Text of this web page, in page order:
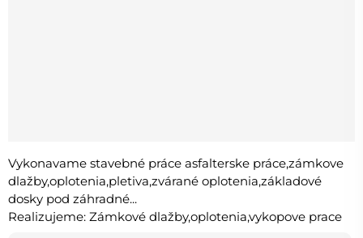
Vykonavame stavebné práce asfalterske práce,zámkove
dlažby,oplotenia,pletiva,zvárané oplotenia,základové
dosky pod záhradné...
Realizujeme: Zámkové dlažby,oplotenia,vykopove prace